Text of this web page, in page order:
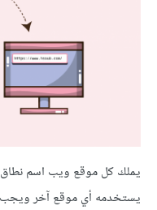
يملك كل موقع ويب اسم نطاق
يستخدمه أي موقع آخر